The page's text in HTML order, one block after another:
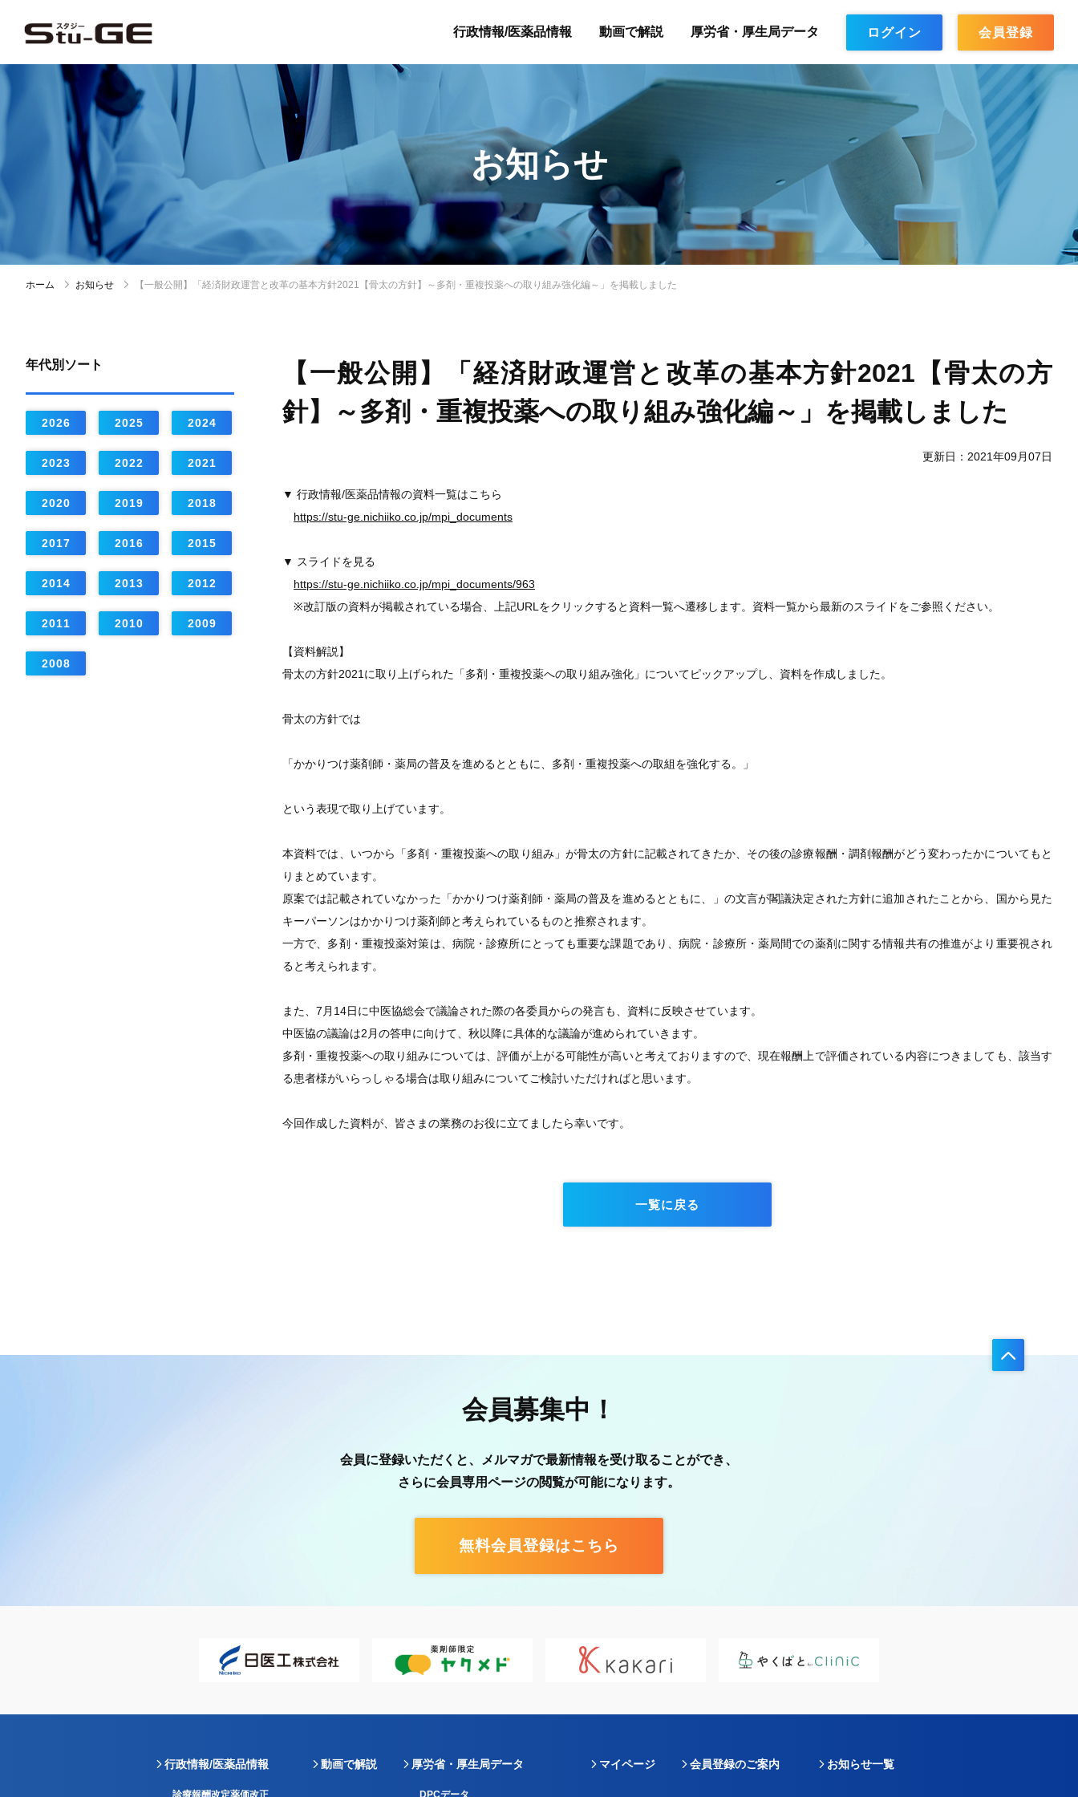
行政情報/医薬品情報 動画で解説 厚労省・厚生局データ ログイン 会員登録
お知らせ
ホーム お知らせ 【一般公開】「経済財政運営と改革の基本方針2021【骨太の方針】～多剤・重複投薬への取り組み強化編～」を掲載しました
【一般公開】「経済財政運営と改革の基本方針2021【骨太の方
針】～多剤・重複投薬への取り組み強化編～」を掲載しました
更新日：2021年09月07日
▼ 行政情報/医薬品情報の資料一覧はこちら
https://stu-ge.nichiiko.co.jp/mpi_documents
▼ スライドを見る
https://stu-ge.nichiiko.co.jp/mpi_documents/963
※改訂版の資料が掲載されている場合、上記URLをクリックすると資料一覧へ遷移します。資料一覧から最新のスライドをご参照ください。
【資料解説】
骨太の方針2021に取り上げられた「多剤・重複投薬への取り組み強化」についてピックアップし、資料を作成しました。
骨太の方針では
「かかりつけ薬剤師・薬局の普及を進めるとともに、多剤・重複投薬への取組を強化する。」
という表現で取り上げています。
本資料では、いつから「多剤・重複投薬への取り組み」が骨太の方針に記載されてきたか、その後の診療報酬・調剤報酬がどう変わったかについてもと
りまとめています。
原案では記載されていなかった「かかりつけ薬剤師・薬局の普及を進めるとともに、」の文言が閣議決定された方針に追加されたことから、国から見た
キーパーソンはかかりつけ薬剤師と考えられているものと推察されます。
一方で、多剤・重複投薬対策は、病院・診療所にとっても重要な課題であり、病院・診療所・薬局間での薬剤に関する情報共有の推進がより重要視され
ると考えられます。
また、7月14日に中医協総会で議論された際の各委員からの発言も、資料に反映させています。
中医協の議論は2月の答申に向けて、秋以降に具体的な議論が進められていきます。
多剤・重複投薬への取り組みについては、評価が上がる可能性が高いと考えておりますので、現在報酬上で評価されている内容につきましても、該当す
る患者様がいらっしゃる場合は取り組みについてご検討いただければと思います。
今回作成した資料が、皆さまの業務のお役に立てましたら幸いです。
一覧に戻る
年代別ソート
2026 2025 2024
2023 2022 2021
2020 2019 2018
2017 2016 2015
2014 2013 2012
2011 2010 2009
2008
会員募集中！
会員に登録いただくと、メルマガで最新情報を受け取ることができ、
さらに会員専用ページの閲覧が可能になります。
無料会員登録はこちら
行政情報/医薬品情報
診療報酬改定薬価改正
動画で解説 厚労省・厚生局データ
DPCデータ
マイページ 会員登録のご案内 お知らせ一覧